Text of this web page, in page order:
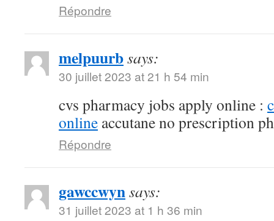
Répondre
melpuurbsays:
30 juillet 2023 at 21 h 54 min
cvs pharmacy jobs apply online :
online accutane no prescription
Répondre
gawccwynsays:
31 juillet 2023 at 1 h 36 min